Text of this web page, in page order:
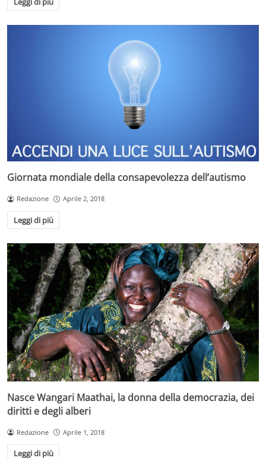
Giornata mondiale della consapevolezza dell’autismo
Redazione Aprile 2, 2018
Leggi di più
Nasce Wangari Maathai, la donna della democrazia, dei
diritti e degli alberi
Redazione Aprile 1, 2018
Leggi di più